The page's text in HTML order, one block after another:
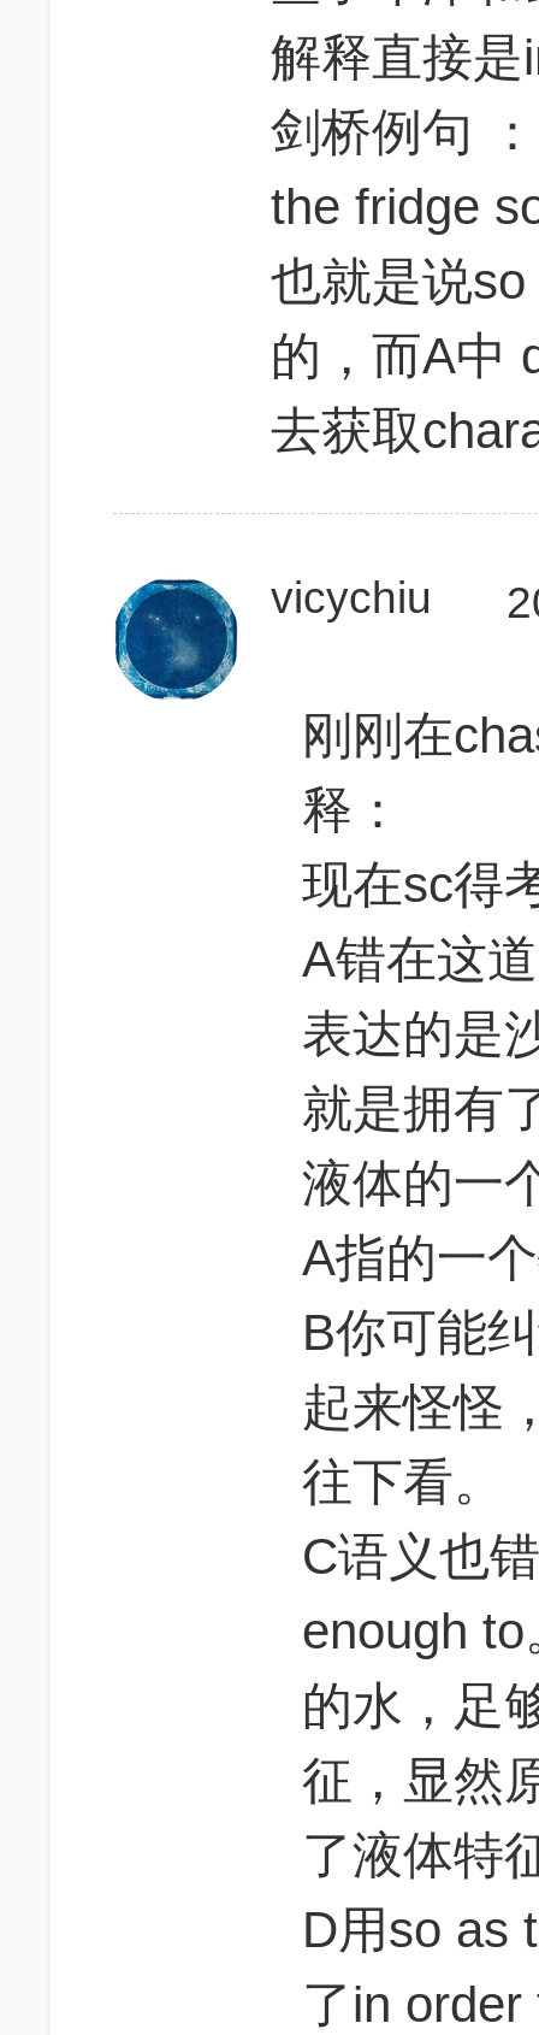
解释直接是
剑桥例句
the fridge
也就是说
的，而A中
去获取
vicychiu
刚刚在
释：
现在sc得
A错在这
表达的是
就是拥有
液体的一
A指的一
B你可能
起来怪怪
往下看。
C语义也
enough
的水，足
征，显然
了液体特
D用so as
了in